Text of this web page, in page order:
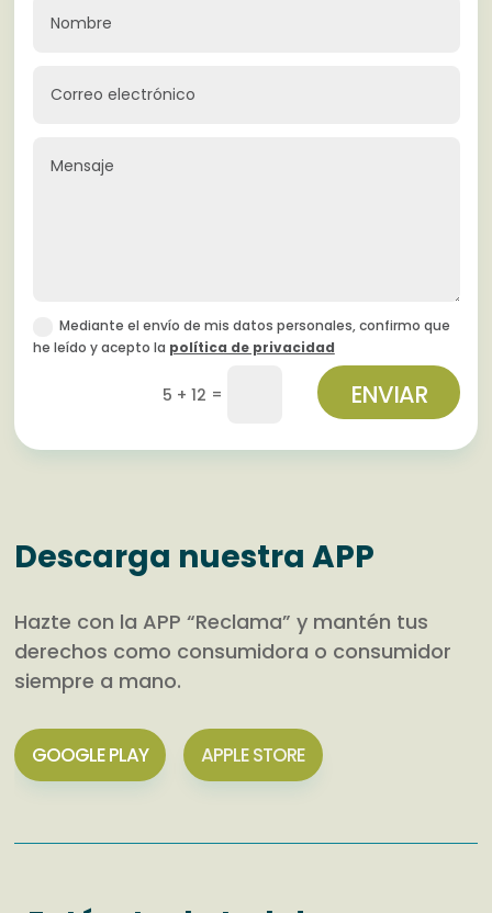
Mediante el envío de mis datos personales, confirmo que
he leído y acepto la política de privacidad
5 + 12 = ENVIAR
Descarga nuestra APP
Hazte con la APP “Reclama” y mantén tus
derechos como consumidora o consumidor
siempre a mano.
GOOGLE PLAY APPLE STORE